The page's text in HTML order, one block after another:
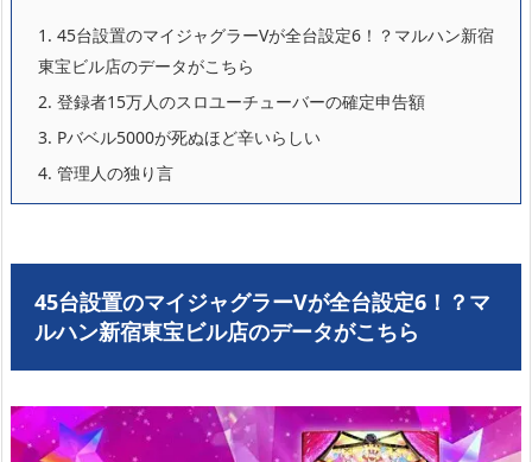
1. 45台設置のマイジャグラーVが全台設定6！？マルハン新宿
東宝ビル店のデータがこちら
2. 登録者15万人のスロユーチューバーの確定申告額
3. Pバベル5000が死ぬほど辛いらしい
4. 管理人の独り言
45台設置のマイジャグラーVが全台設定6！？マ
ルハン新宿東宝ビル店のデータがこちら